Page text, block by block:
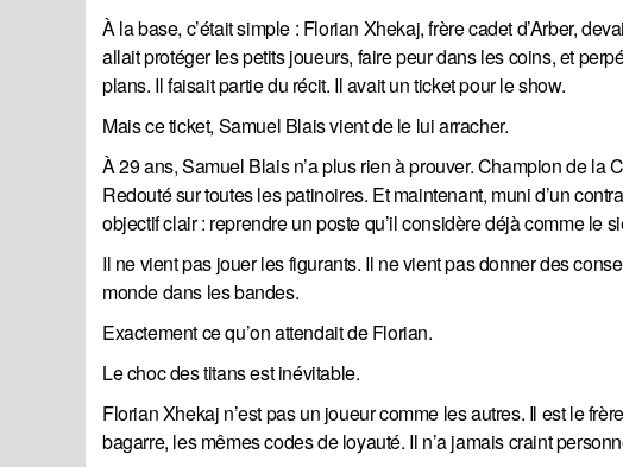
À la base, c’était simple : Florian Xhekaj, frère cadet d’Arber,
allait protéger les petits joueurs, faire peur dans les coins, et
plans. Il faisait partie du récit. Il avait un ticket pour le show.
Mais ce ticket, Samuel Blais vient de le lui arracher.
À 29 ans, Samuel Blais n’a plus rien à prouver. Champion de
Redouté sur toutes les patinoires. Et maintenant, muni d’un
objectif clair : reprendre un poste qu’il considère déjà comme le
Il ne vient pas jouer les figurants. Il ne vient pas donner des
monde dans les bandes.
Exactement ce qu’on attendait de Florian.
Le choc des titans est inévitable.
Florian Xhekaj n’est pas un joueur comme les autres. Il est le
bagarre, les mêmes codes de loyauté. Il n’a jamais craint